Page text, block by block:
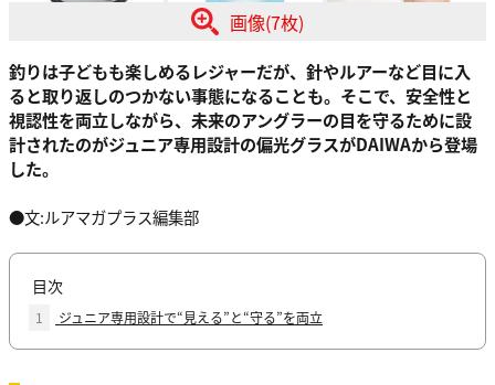
画像(7枚)
釣りは子どもも楽しめるレジャーだが、針やルアーなど目に入
ると取り返しのつかない事態になることも。そこで、安全性と
視認性を両立しながら、未来のアングラーの目を守るために設
計されたのがジュニア専用設計の偏光グラスがDAIWAから登場
した。
●文:ルアマガプラス編集部
目次
1 ジュニア専用設計で“見える”と“守る”を両立